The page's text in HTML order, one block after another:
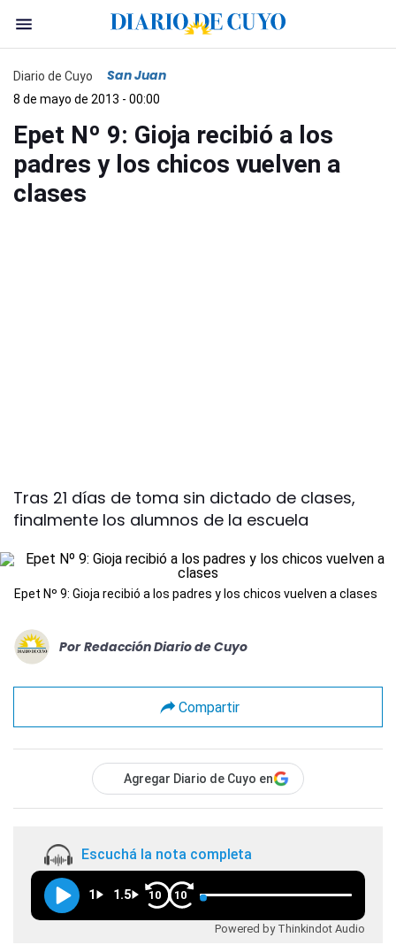
Diario de Cuyo San Juan
8 de mayo de 2013 - 00:00
Epet Nº 9: Gioja recibió a los
padres y los chicos vuelven a
clases
Tras 21 días de toma sin dictado de clases,
finalmente los alumnos de la escuela
Epet Nº 9: Gioja recibió a los padres y los chicos vuelven a clases
Por Redacción Diario de Cuyo
Compartir
Agregar Diario de Cuyo en
Escuchá la nota completa
1 1.5 10 10
Powered by Thinkindot Audio